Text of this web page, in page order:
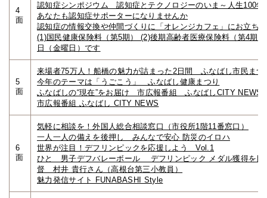
4
面
認知症シンポジウム 認知症とテクノロジーのいま～人生100年
あなたも認知症サポーターになりませんか
認知症の情報交換や仲間づくりに「オレンジカフェ」にお立ち
(1)国民健康保険料（第5期） (2)後期高齢者医療保険料（第4期
日（金曜日）です
5
面
来場者75万人！船橋の魅力が詰まった2日間 ふなばし市民まつ
今年のテーマは「うごこう」 ふなばし健康まつり
ふなばしの“現在”をお届け 市広報番組 ふなばしCITY
市広報番組 ふなばし CITY NEWS
6
面
気軽に相談を！外国人総合相談窓口（市役所1階11番窓口）
一人一人の備えを後押し みんなで安心 防災のイロハ
世界が注目！デフリンピックを応援しよう Vol.1
ひと 男子デフバレーボール デフリンピック メダル獲得を目
督 村井 貴行さん（高根台第三小教員）
魅力発信サイト FUNABASHI Style